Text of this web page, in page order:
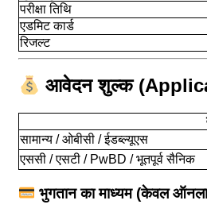
परीक्षा तिथि
एडमिट कार्ड
रिजल्ट
आवेदन शुल्क
सामान्य / ओबीसी / ईडब्ल्यूएस
एससी / एसटी / PwBD / भूतपूर्व सैनिक
भुगतान का माध्यम (केवल